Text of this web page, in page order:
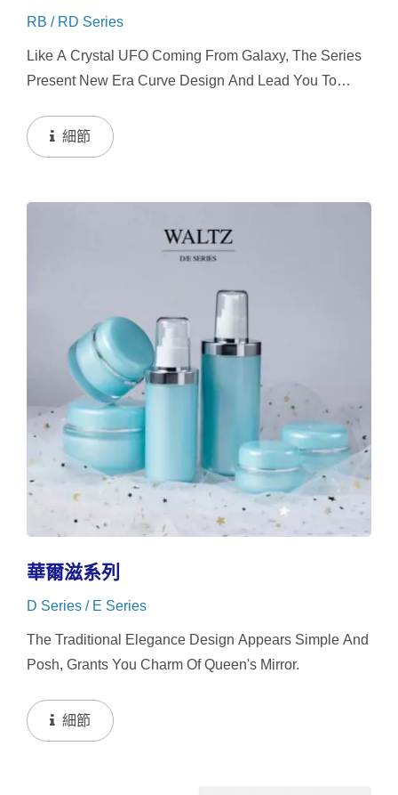
RB / RD Series
Like A Crystal UFO Coming From Galaxy, The Series
Present New Era Curve Design And Lead You To
細節
華爾滋系列
D Series / E Series
The Traditional Elegance Design Appears Simple And
Posh, Grants You Charm Of Queen's Mirror.
細節